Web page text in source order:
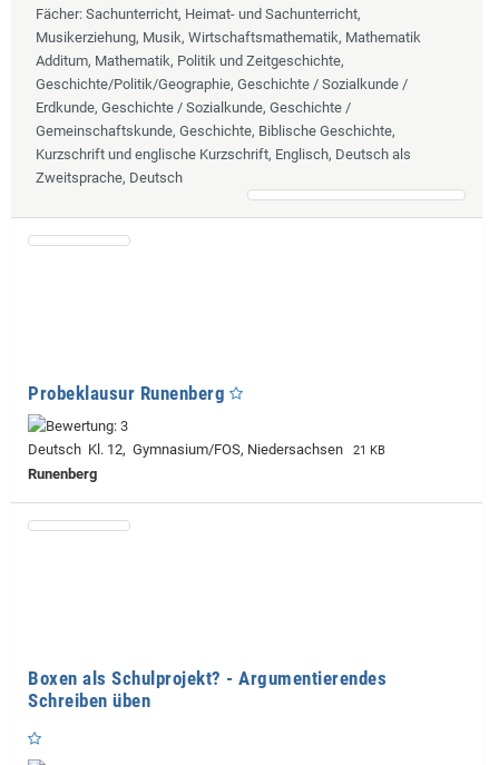
Fächer: Sachunterricht, Heimat- und Sachunterricht,
Musikerziehung, Musik, Wirtschaftsmathematik, Mathematik
Additum, Mathematik, Politik und Zeitgeschichte,
Geschichte/Politik/Geographie, Geschichte / Sozialkunde /
Erdkunde, Geschichte / Sozialkunde, Geschichte /
Gemeinschaftskunde, Geschichte, Biblische Geschichte,
Kurzschrift und englische Kurzschrift, Englisch, Deutsch als
Zweitsprache, Deutsch
Probeklausur Runenberg
Deutsch Kl. 12, Gymnasium/FOS, Niedersachsen 21 KB
Runenberg
Boxen als Schulprojekt? - Argumentierendes
Schreiben üben